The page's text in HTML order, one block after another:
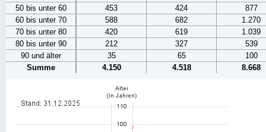
50 bis unter 60
453 424
877
60 bis unter 70
588 682
1.270
70 bis unter 80
420 619
1.039
80 bis unter 90
212 327
539
90 und älter
35 65
100
Summe
4.150 4.518 8.668